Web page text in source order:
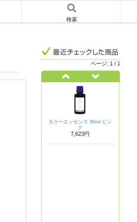
検索
ページ: 1 / 1
カラーエッセンス 30ml ピン
ク
7,623円